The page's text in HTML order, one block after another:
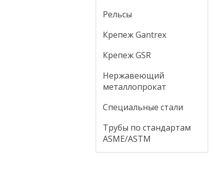
Рельсы
Крепеж Gantrex
Крепеж GSR
Нержавеющий
металлопрокат
Специальные стали
Трубы по стандартам
ASME/ASTM